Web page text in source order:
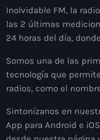
Inolvidable FM, la
las 2 últimas
24 horas del día,
Somos una de las
tecnología que
radios, como el
Sintonízanos en
App para Android e